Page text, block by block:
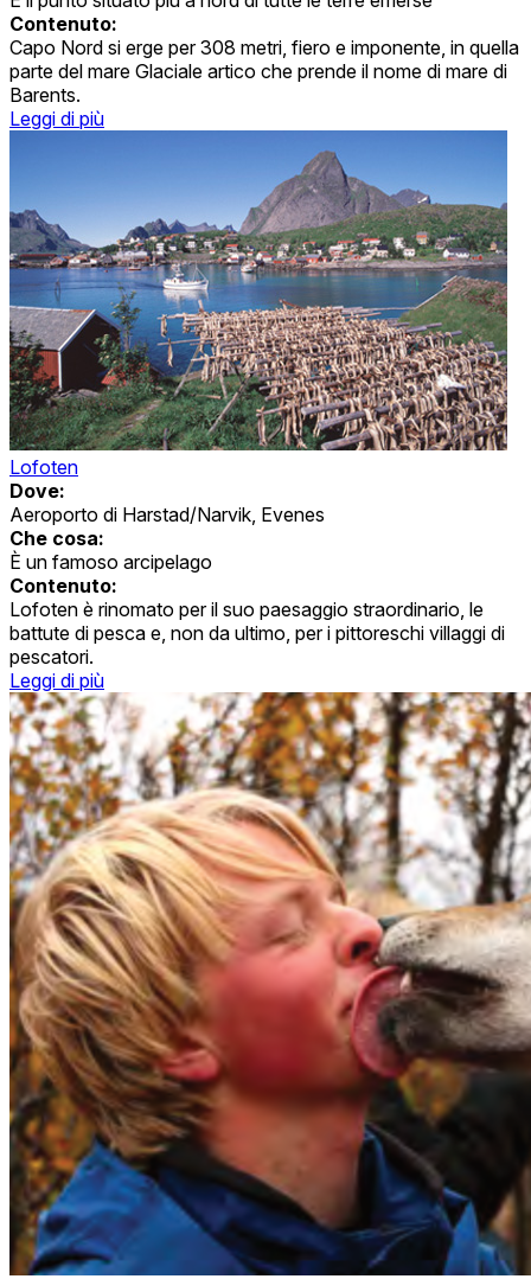
Contenuto:
Capo Nord si erge per 308 metri, fiero e imponente, in quella
parte del mare Glaciale artico che prende il nome di mare di
Barents.
Leggi di più
Lofoten
Dove:
Aeroporto di Harstad/Narvik, Evenes
Che cosa:
È un famoso arcipelago
Contenuto:
Lofoten è rinomato per il suo paesaggio straordinario, le
battute di pesca e, non da ultimo, per i pittoreschi villaggi di
pescatori.
Leggi di più